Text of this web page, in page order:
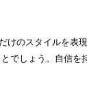
けのスタイルを表
でしょう。自信を